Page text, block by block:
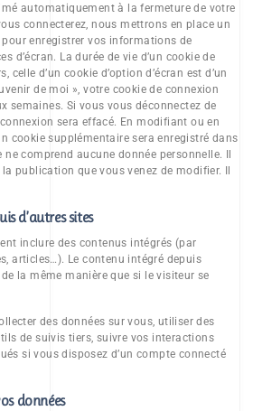
automatiquement à la fermeture de votre
connecterez, nous mettrons en place un
enregistrer vos informations de
d’écran. La durée de vie d’un cookie de
celle d’un cookie d’option d’écran est d’un
de moi », votre cookie de connexion
semaines. Si vous vous déconnectez de
sera effacé. En modifiant ou en
cookie supplémentaire sera enregistré dans
comprend aucune donnée personnelle. Il
publication que vous venez de modifier. Il
d’autres sites
inclure des contenus intégrés (par
articles…). Le contenu intégré depuis
la même manière que si le visiteur se
des données sur vous, utiliser des
de suivis tiers, suivre vos interactions
si vous disposez d’un compte connecté
données